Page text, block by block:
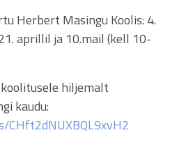
Herbert Masingu Koolis: 4.
aprillil ja 10.mail (kell 10-
hiljemalt
kaudu:
CHft2dNUXBQL9xvH2